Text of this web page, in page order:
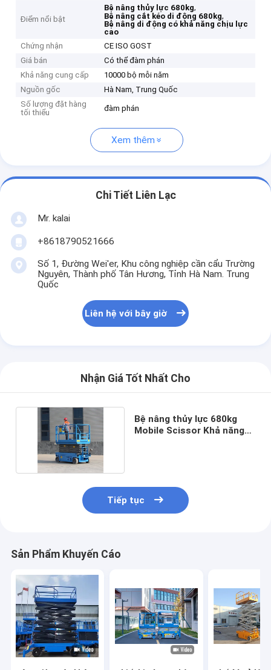
Điểm nổi bật
Bệ nâng thủy lực 680kg,
Bệ nâng cắt kéo di động 680kg,
Bệ nâng di động có khả năng chịu lực
cao
Chứng nhận
CE ISO GOST
Giá bán
Có thể đàm phán
Khả năng cung cấp
10000 bộ mỗi năm
Nguồn gốc
Hà Nam, Trung Quốc
Số lượng đặt hàng
tối thiểu
đàm phán
Xem thêm
Chi Tiết Liên Lạc
Mr. kalai
+8618790521666
Số 1, Đường Wei'er, Khu công nghiệp cần cẩu Trường
Nguyên, Thành phố Tân Hương, Tỉnh Hà Nam. Trung
Quốc
Liên hệ với bây giờ
Nhận Giá Tốt Nhất Cho
Bệ nâng thủy lực 680kg
Mobile Scissor Khả năng
Tiếp tục
Sản Phẩm Khuyến Cáo